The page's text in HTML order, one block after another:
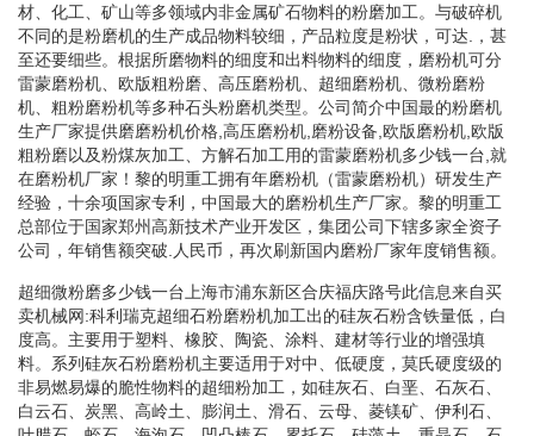
材、化工、矿山等多领域内非金属矿石物料的粉磨加工。与破碎机
不同的是粉磨机的生产成品物料较细，产品粒度是粉状，可达.，甚
至还要细些。根据所磨物料的细度和出料物料的细度，磨粉机可分
雷蒙磨粉机、欧版粗粉磨、高压磨粉机、超细磨粉机、微粉磨粉
机、粗粉磨粉机等多种石头粉磨机类型。公司简介中国最的粉磨机
生产厂家提供磨磨粉机价格,高压磨粉机,磨粉设备,欧版磨粉机,欧版
粗粉磨以及粉煤灰加工、方解石加工用的雷蒙磨粉机多少钱一台,就
在磨粉机厂家！黎的明重工拥有年磨粉机（雷蒙磨粉机）研发生产
经验，十余项国家专利，中国最大的磨粉机生产厂家。黎的明重工
总部位于国家郑州高新技术产业开发区，集团公司下辖多家全资子
公司，年销售额突破.人民币，再次刷新国内磨粉厂家年度销售额。
超细微粉磨多少钱一台上海市浦东新区合庆福庆路号此信息来自买
卖机械网:科利瑞克超细石粉磨粉机加工出的硅灰石粉含铁量低，白
度高。主要用于塑料、橡胶、陶瓷、涂料、建材等行业的增强填
料。系列硅灰石粉磨粉机主要适用于对中、低硬度，莫氏硬度级的
非易燃易爆的脆性物料的超细粉加工，如硅灰石、白垩、石灰石、
白云石、炭黑、高岭土、膨润土、滑石、云母、菱镁矿、伊利石、